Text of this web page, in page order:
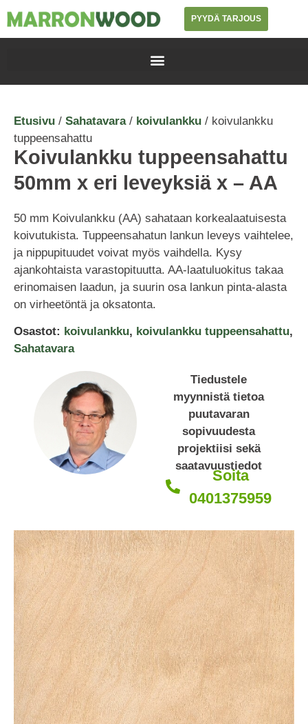
PYYDÄ TARJOUS
Etusivu / Sahatavara/ koivulankku / koivulankku
tuppeensahattu
Koivulankku tuppeensahattu
50mm x eri leveyksiä x – AA
50 mm Koivulankku (AA) sahataan korkealaatuisesta
koivutukista. Tuppeensahatun lankun leveys vaihtelee,
ja nippupituudet voivat myös vaihdella. Kysy
ajankohtaista varastopituutta. AA-laatuluokitus takaa
erinomaisen laadun, ja suurin osa lankun pinta-alasta
on virheetöntä ja oksatonta.
Osastot: koivulankku, koivulankku tuppeensahattu,
Sahatavara
Tiedustele
myynnistä tietoa
puutavaran
sopivuudesta
projektiisi sekä
saatavuustiedot
Soita
0401375959